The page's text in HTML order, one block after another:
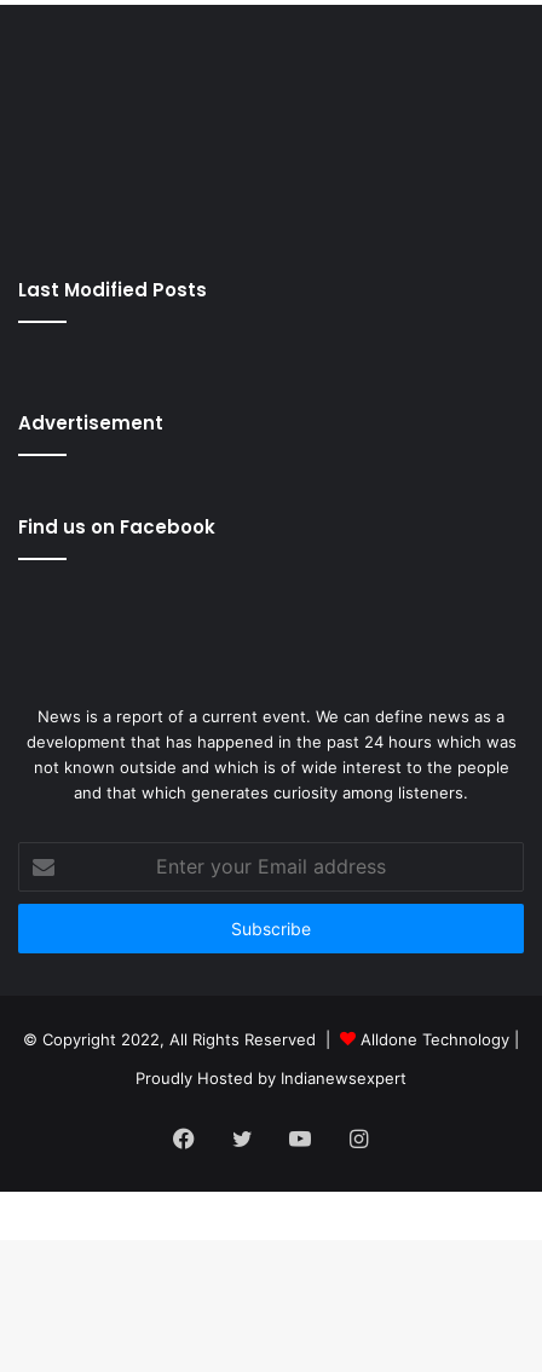
Last Modified Posts
Advertisement
Find us on Facebook
News is a report of a current event. We can define news as a
development that has happened in the past 24 hours which was
not known outside and which is of wide interest to the people
and that which generates curiosity among listeners.
your
Email
© Copyright 2022, All Rights Reserved | Alldone Technology
Proudly Hosted by Indianewsexpert
Facebook
Twitter YouTubeInstagram